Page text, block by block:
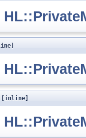
[inline]